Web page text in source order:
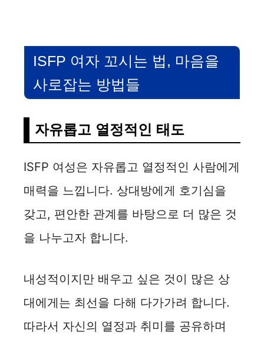
o
ISFP 여자 꼬시는 법, 마음을
사로잡는 방법들
자유롭고 열정적인 태도
ISFP 여성은 자유롭고 열정적인 사람에게
매력을 느낍니다. 상대방에게 호기심을
갖고, 편안한 관계를 바탕으로 더 많은 것
을 나누고자 합니다.
내성적이지만 배우고 싶은 것이 많은 상
대에게는 최선을 다해 다가가려 합니다.
따라서 자신의 열정과 취미를 공유하며